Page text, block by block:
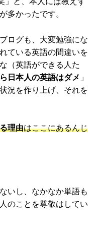
多かったです。
ログも、大変勉強にな
ている英語の間違いを
（英語ができる人た
日本人の英語はダメ 」
況を作り上げ、それを
理由はここにあるんじ
いし、なかなか単語も
のことを尊敬はしてい